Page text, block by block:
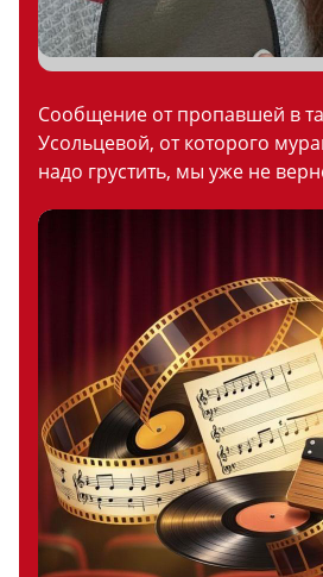
Сообщение от пропавшей в
Усольцевой, от которого
надо грустить, мы уже не